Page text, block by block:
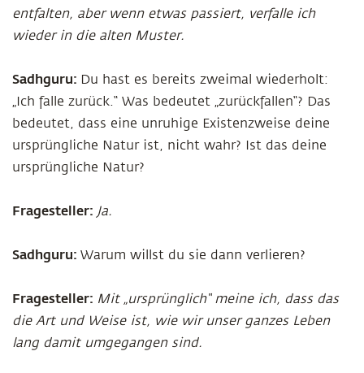
entfalten, aber wenn etwas passiert, verfalle ich
wieder in die alten Muster.
Sadhguru: Du hast es bereits zweimal wiederholt:
„Ich falle zurück.“ Was bedeutet „zurückfallen“? Das
bedeutet, dass eine unruhige Existenzweise deine
ursprüngliche Natur ist, nicht wahr? Ist das deine
ursprüngliche Natur?
Fragesteller: Ja.
Sadhguru: Warum willst du sie dann verlieren?
Fragesteller: Mit „ursprünglich“ meine ich, dass das
die Art und Weise ist, wie wir unser ganzes Leben
lang damit umgegangen sind.